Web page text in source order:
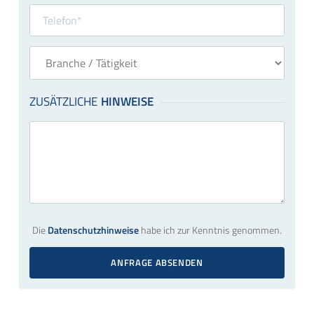
DieDatenschutzhinweisehabe ich zur Kenntnis genommen.
ANFRAGE ABSENDEN